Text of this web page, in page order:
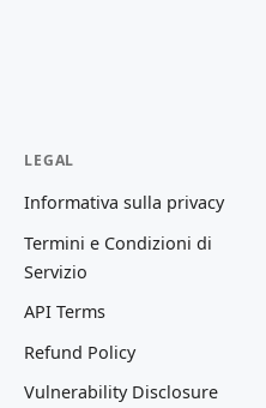
LEGAL
Informativa sulla privacy
Termini e Condizioni di
Servizio
API Terms
Refund Policy
Vulnerability Disclosure